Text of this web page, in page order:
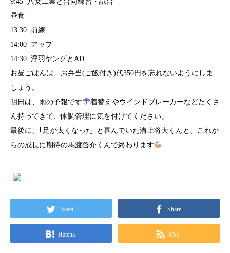
昼食
13:30 前練
14:00 アップ
14:30 浮羽ヤングとAD
お昼ごはんは、お弁当(ご飯付き)代350円を忘れないようにしま
しょう。
明日は、雨の予報です
着替えやウインドブレーカーなどたくさ
ん持ってきて、体調管理に気を付けてください。
最後に、｢足が太くなった｣と喜んでいた溝上将大くんと、これか
らの成長に期待の馬渡啓介くんで終わります
Tweet Share
Hatena RSS